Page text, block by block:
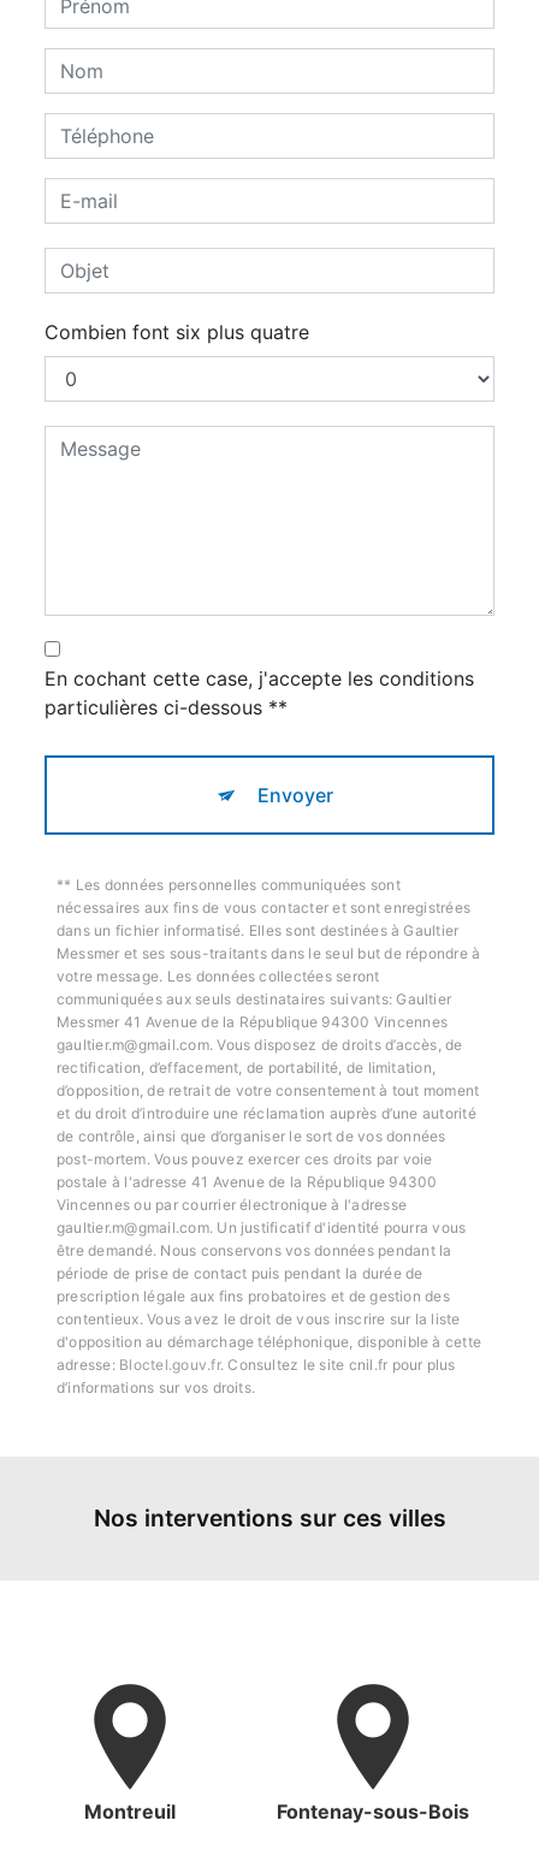
Combien font six plus quatre
En cochant cette case, j'accepte les conditions
particulières ci-dessous **
Envoyer
** Les données personnelles communiquées sont
nécessaires aux fins de vous contacter et sont enregistrées
dans un fichier informatisé. Elles sont destinées à Gaultier
Messmer et ses sous-traitants dans le seul but de répondre à
votre message. Les données collectées seront
communiquées aux seuls destinataires suivants: Gaultier
Messmer 41 Avenue de la République 94300 Vincennes
gaultier.m@gmail.com. Vous disposez de droits d’accès, de
rectification, d’effacement, de portabilité, de limitation,
d’opposition, de retrait de votre consentement à tout moment
et du droit d’introduire une réclamation auprès d’une autorité
de contrôle, ainsi que d’organiser le sort de vos données
post-mortem. Vous pouvez exercer ces droits par voie
postale à l'adresse 41 Avenue de la République 94300
Vincennes ou par courrier électronique à l'adresse
gaultier.m@gmail.com. Un justificatif d'identité pourra vous
être demandé. Nous conservons vos données pendant la
période de prise de contact puis pendant la durée de
prescription légale aux fins probatoires et de gestion des
contentieux. Vous avez le droit de vous inscrire sur la liste
d'opposition au démarchage téléphonique, disponible à cette
adresse: Bloctel.gouv.fr. Consultez le site cnil.fr pour plus
d’informations sur vos droits.
Nos interventions sur ces villes
Montreuil Fontenay-sous-Bois